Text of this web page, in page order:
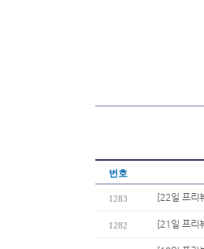
번호
1283 [22일 프리
1282 [21일 프리